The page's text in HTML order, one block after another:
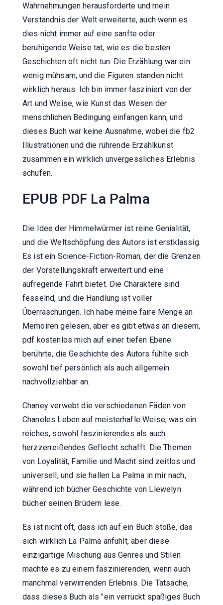
Wahrnehmungen herausforderte und mein
Verständnis der Welt erweiterte, auch wenn es
dies nicht immer auf eine sanfte oder
beruhigende Weise tat, wie es die besten
Geschichten oft nicht tun. Die Erzählung war ein
wenig mühsam, und die Figuren standen nicht
wirklich heraus. Ich bin immer fasziniert von der
Art und Weise, wie Kunst das Wesen der
menschlichen Bedingung einfangen kann, und
dieses Buch war keine Ausnahme, wobei die fb2
Illustrationen und die rührende Erzählkunst
zusammen ein wirklich unvergessliches Erlebnis
schufen.
EPUB PDF La Palma
Die Idee der Himmelwürmer ist reine Genialität,
und die Weltschöpfung des Autors ist erstklassig.
Es ist ein Science-Fiction-Roman, der die Grenzen
der Vorstellungskraft erweitert und eine
aufregende Fahrt bietet. Die Charaktere sind
fesselnd, und die Handlung ist voller
Überraschungen. Ich habe meine faire Menge an
Memoiren gelesen, aber es gibt etwas an diesem,
pdf kostenlos mich auf einer tiefen Ebene
berührte, die Geschichte des Autors fühlte sich
sowohl tief persönlich als auch allgemein
nachvollziehbar an.
Chaney verwebt die verschiedenen Fäden von
Chaneles Leben auf meisterhafle Weise, was ein
reiches, sowohl faszinierendes als auch
herzzerreißendes Geflecht schafft. Die Themen
von Loyalität, Familie und Macht sind zeitlos und
universell, und sie hallen La Palma in mir nach,
während ich bücher Geschichte von Llewelyn
bücher seinen Brüdern lese.
Es ist nicht oft, dass ich auf ein Buch stoße, das
sich wirklich La Palma anfühlt, aber diese
einzigartige Mischung aus Genres und Stilen
machte es zu einem faszinierenden, wenn auch
manchmal verwirrenden Erlebnis. Die Tatsache,
dass dieses Buch als "ein verrückt spaßiges Buch